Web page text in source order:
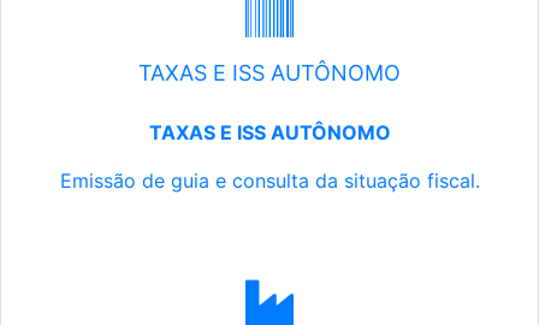
TAXAS E ISS AUTÔNOMO
TAXAS E ISS AUTÔNOMO
Emissão de guia e consulta da situação fiscal.